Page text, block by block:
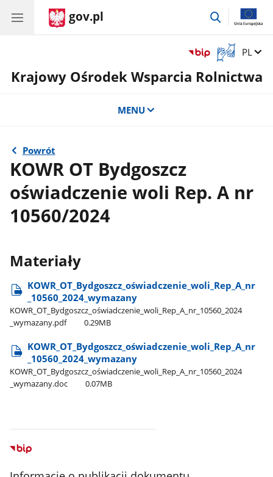
gov.pl
przejdź
Otwórz
okno
z
Zmień
PL
Krajowy Ośrodek Wsparcia Rolnictwa
MENU
Powrót
KOWR OT Bydgoszcz
oświadczenie woli Rep. A nr
10560/2024
Materiały
KOWR​_OT​_Bydgoszcz​_oświadczenie​_woli​_Rep​_A​_nr​
_10560​_2024​_wymazany
KOWR​_OT​_Bydgoszcz​_oświadczenie​_woli​_Rep​_A​_nr​_10560​_2024​
_wymazany.pdf
0.29MB
KOWR​_OT​_Bydgoszcz​_oświadczenie​_woli​_Rep​_A​_nr​
_10560​_2024​_wymazany
KOWR​_OT​_Bydgoszcz​_oświadczenie​_woli​_Rep​_A​_nr​_10560​_2024​
_wymazany.doc
0.07MB